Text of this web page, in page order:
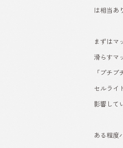
は相当あ
まずはマ
滑らすマ
「プチ
セルライ
影響して
ある程度